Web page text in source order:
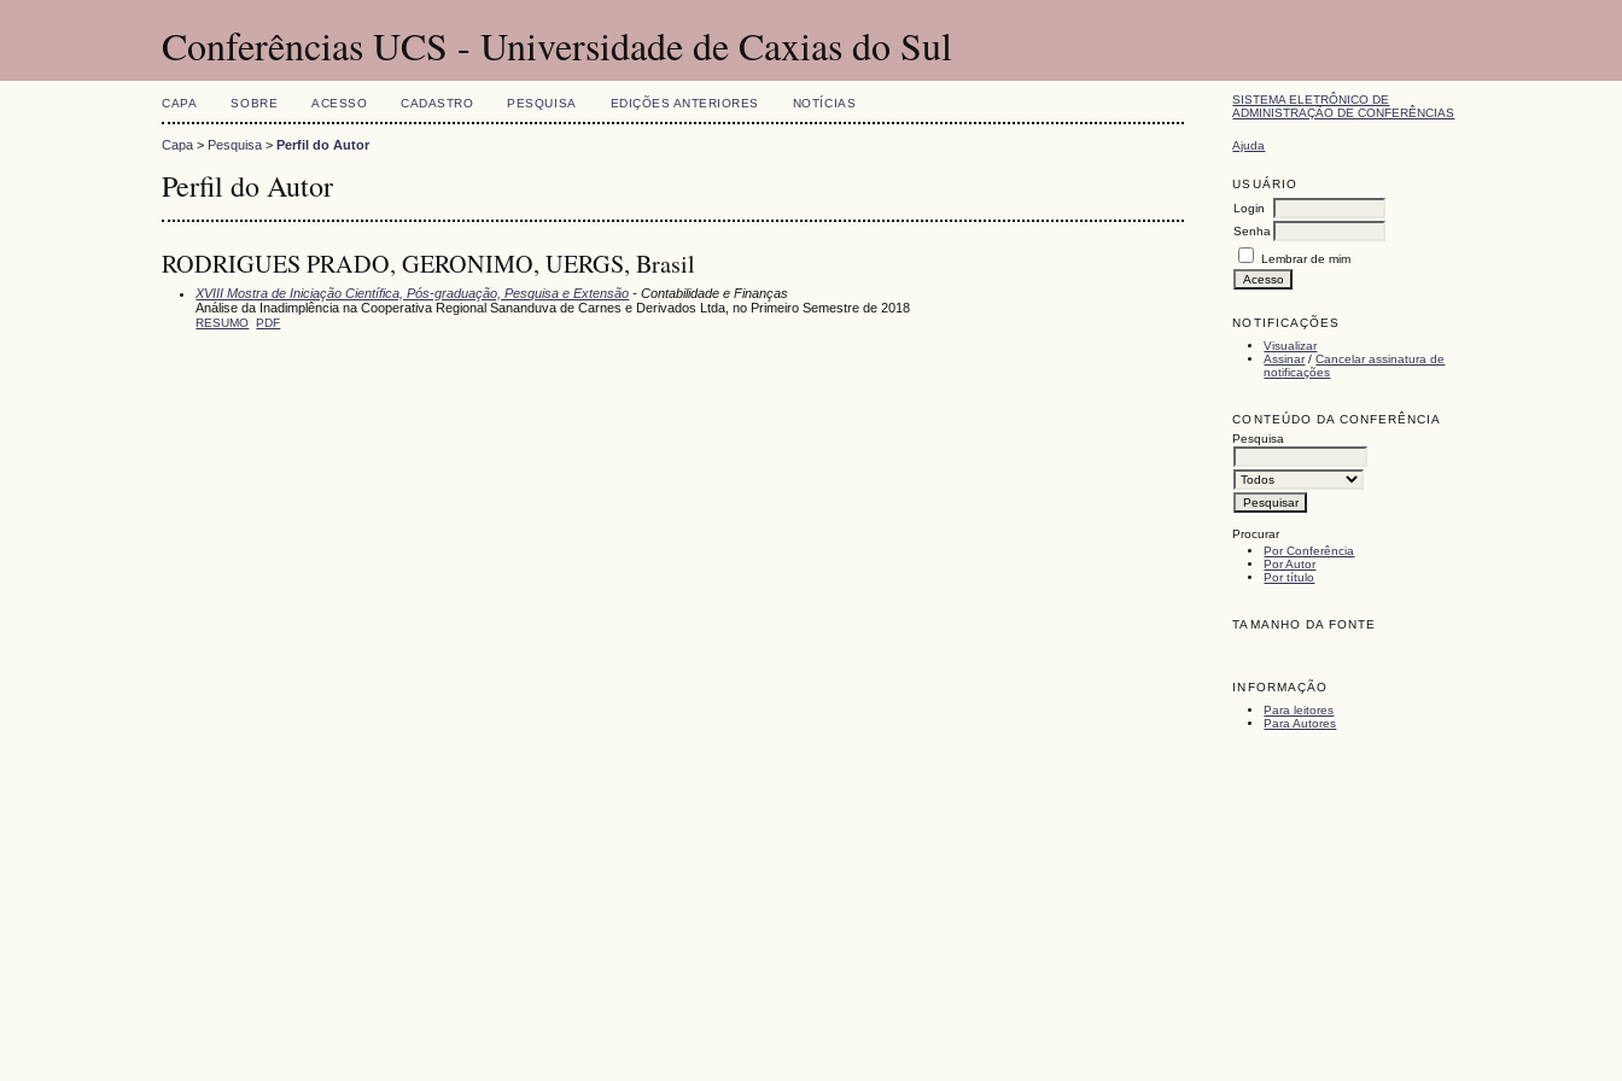
Conferências UCS - Universidade de Caxias do Sul
SISTEMA ELETRÔNICO DE
ADMINISTRAÇÃO DE CONFERÊNCIAS
Ajuda
USUÁRIO
Login
Senha
Lembrar de mim
NOTIFICAÇÕES
Visualizar
Assinar/Cancelar assinatura de
notificações
CONTEÚDO DA CONFERÊNCIA
Pesquisa
Procurar
Por Conferência
Por Autor
Por título
TAMANHO DA FONTE
INFORMAÇÃO
Para leitores
Para Autores
CAPA SOBRE ACESSO CADASTRO PESQUISA EDIÇÕES ANTERIORES NOTÍCIAS
Capa > Pesquisa >Perfil do Autor
Perfil do Autor
RODRIGUES PRADO, GERONIMO, UERGS, Brasil
XVIII Mostra de Iniciação Científica, Pós-graduação, Pesquisa e Extensão - Contabilidade e Finanças
Análise da Inadimplência na Cooperativa Regional Sananduva de Carnes e Derivados Ltda, no Primeiro Semestre de 2018
RESUMO PDF